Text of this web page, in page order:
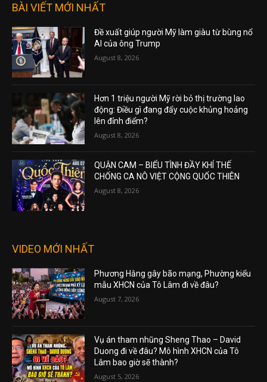
BÀI VIẾT MỚI NHẤT
Đề xuất giúp người Mỹ làm giàu từ bùng nổ
AI của ông Trump
August 8, 2026
Hơn 1 triệu người Mỹ rời bỏ thị trường lao
động: Điều gì đang đẩy cuộc khủng hoảng
lên đỉnh điểm?
August 8, 2026
QUẬN CAM – BIỂU TÌNH ĐẦY KHÍ THẾ
CHỐNG CA NÔ VIỆT CỘNG QUỐC THIÊN
August 8, 2026
VIDEO MỚI NHẤT
Phương Hằng gây bão mạng, Phường kiểu
mẫu XHCN của Tô Lâm đi về đâu?
August 7, 2026
Vụ án tham nhũng Sheng Thao – David
Duong đi về đâu? Mô hình XHCN của Tô
Lâm bao giờ sẽ thành?
August 5, 2026